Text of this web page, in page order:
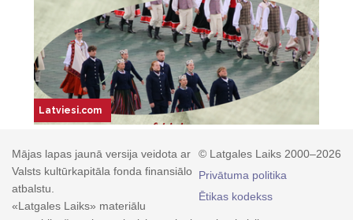
© Latgales Laiks 2000–2026
Privātuma politika
Ētikas kodekss
Mājas lapas jaunā versija veidota ar
Valsts kultūrkapitāla fonda finansiālo
atbalstu.
«Latgales Laiks» materiālu